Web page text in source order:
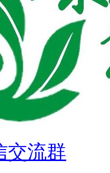
交流群